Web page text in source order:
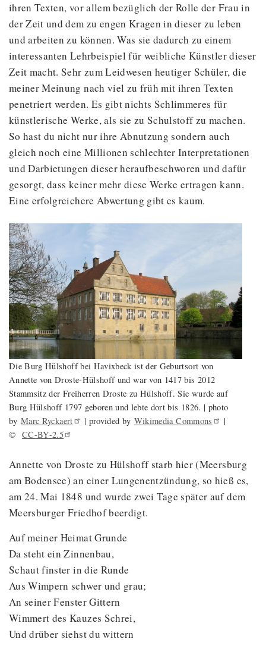
ihren Texten, vor allem bezüglich der Rolle der Frau in
der Zeit und dem zu engen Kragen in dieser zu leben
und arbeiten zu können. Was sie dadurch zu einem
interessanten Lehrbeispiel für weibliche Künstler dieser
Zeit macht. Sehr zum Leidwesen heutiger Schüler, die
meiner Meinung nach viel zu früh mit ihren Texten
penetriert werden. Es gibt nichts Schlimmeres für
künstlerische Werke, als sie zu Schulstoff zu machen.
So hast du nicht nur ihre Abnutzung sondern auch
gleich noch eine Millionen schlechter Interpretationen
und Darbietungen dieser heraufbeschworen und dafür
gesorgt, dass keiner mehr diese Werke ertragen kann.
Eine erfolgreichere Abwertung gibt es kaum.
Die Burg Hülshoff bei Havixbeck ist der Geburtsort von
Annette von Droste-Hülshoff und war von 1417 bis 2012
Stammsitz der Freiherren Droste zu Hülshoff. Sie wurde auf
Burg Hülshoff 1797 geboren und lebte dort bis 1826. | photo
byMarc Ryckaert | provided by WikimediaCommons
|
©CC-BY-2.5
Annette von Droste zu Hülshoff starb hier (Meersburg
am Bodensee) an einer Lungenentzündung, so hieß es,
am 24. Mai 1848 und wurde zwei Tage später auf dem
Meersburger Friedhof beerdigt.
Auf meiner Heimat Grunde
Da steht ein Zinnenbau,
Schaut finster in die Runde
Aus Wimpern schwer und grau;
An seiner Fenster Gittern
Wimmert des Kauzes Schrei,
Und drüber siehst du wittern